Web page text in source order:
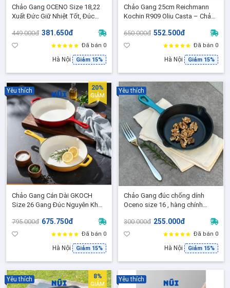
Chảo Gang OCENO Size 18,22
Xuất Đức Giữ Nhiệt Tốt, Đúc
Lò Nướng
449.000đ 381.650đ
Đã bán 0
Hà Nội Giảm 15%
Chảo Gang 25cm Reichmann
Kochin R909 Oliu Casta – Chảo
áp chảo cao cấp, RK-AL909P25
650.000đ 552.500đ
Đã bán 0
Hà Nội Giảm 15%
Chảo Gang Cán Dài GKOCH
Size 26 Gang Đúc Nguyên Khối
Phù Hợp Mọi Loại bếp, Lò
Nướng - FR26H
795.000đ 675.750đ
Đã bán 0
Hà Nội Giảm 15%
Yêu thích 20%
GIẢM
Chảo Gang đúc chống dính
Oceno size 16 , hàng chính
300.000đ 255.000đ
Đã bán 0
Hà Nội Giảm 15%
Yêu thích
Yêu thích 8%
GIẢM
Yêu thích